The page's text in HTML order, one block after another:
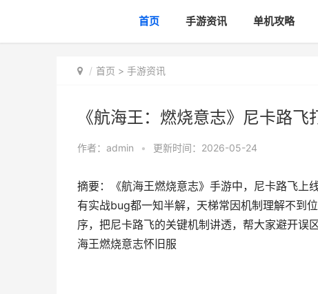
首页 手游资讯 单机攻略
首页 > 手游资讯
《航海王：燃烧意志》尼卡路
作者： admin • 更新时间：2026-05-24
摘要：《航海王燃烧意志》手游中，尼卡路飞上
有实战bug都一知半解，天梯常因机制理解不到
序，把尼卡路飞的关键机制讲透，帮大家避开误
海王燃烧意志怀旧服